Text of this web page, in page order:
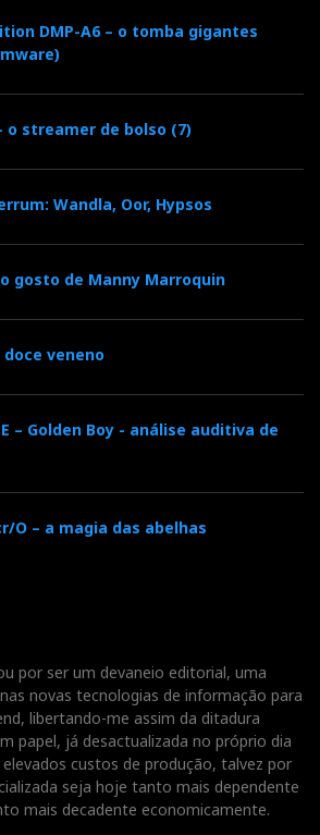
DMP-A6 – o tomba gigantes
o streamer de bolso (7)
Wandla, Oor, Hypsos
gosto de Manny Marroquin
veneno
– Golden Boy - análise auditiva de
O – a magia das abelhas
por ser um devaneio editorial, uma
novas tecnologias de informação para
libertando-me assim da ditadura
papel, já desactualizada no próprio dia
custos de produção, talvez por
seja hoje tanto mais dependente
mais decadente economicamente.